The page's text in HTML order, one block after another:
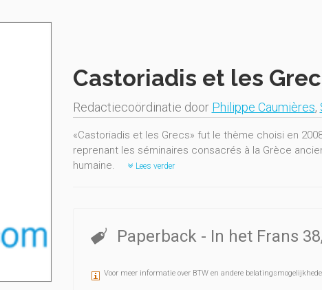
Castoriadis et les
Redactiecoördinatie door Philippe Caumières,
«Castoriadis et les Grecs» fut le thème choisi en
reprenant les séminaires consacrés à la Grèce
humaine.
Lees verder
Paperback - In het Frans
Voor meer informatie over BTW en andere